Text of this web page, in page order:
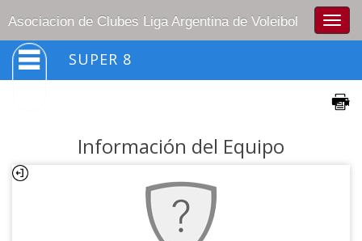
Asociacion de Clubes Liga Argentina de Voleibol
SUPER 8
Información del Equipo